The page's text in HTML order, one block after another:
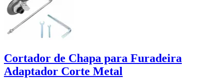
Cortador de Chapa para Furadeira
Adaptador Corte Metal